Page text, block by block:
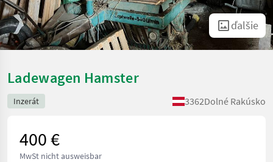
ďalšie
Ladewagen Hamster
Inzerát 3362Dolné Rakúsko
400 €
MwSt nicht ausweisbar